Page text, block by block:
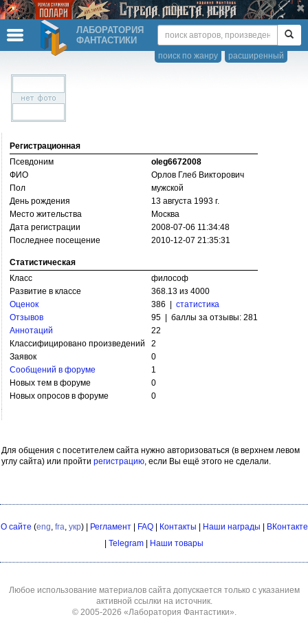
ЛАБОРАТОРИЯ
ФАНТАСТИКИ
расширенный
поиск по жанру
Регистрационная
Псевдоним
oleg6672008
ФИО
Орлов Глеб Викторович
Пол
мужской
День рождения
13 августа 1993 г.
Место жительства
Москва
Дата регистрации
2008-07-06 11:34:48
Последнее посещение
2010-12-07 21:35:31
Статистическая
Класс
философ
Развитие в классе
368.13 из 4000
Оценок
386 | статистика
Отзывов
95 | баллы за отзывы: 281
Аннотаций
22
Классифицировано произведений
2
Заявок
0
Сообщений в форуме
1
Новых тем в форуме
0
Новых опросов в форуме
0
Для общения с посетителем сайта нужно авторизоваться (в верхнем левом
углу сайта) или пройти регистрацию, если Вы ещё этого не сделали.
О сайте (eng, fra, укр) | Регламент| FAQ| Контакты Наши награды
ВКонтакте
Telegram Наши товары
Любое использование материалов сайта допускается только с указанием
активной ссылки на источник.
© 2005-2026 «Лаборатория Фантастики».